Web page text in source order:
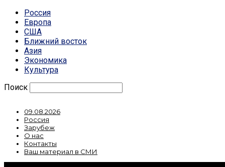
Россия
Европа
США
Ближний восток
Азия
Экономика
Культура
Поиск
09.08.2026
Россия
Зарубеж
О нас
Контакты
Ваш материал в СМИ